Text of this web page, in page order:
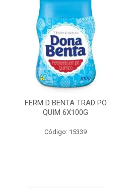
FERM D BENTA TRAD PO
QUIM 6X100G
Código: 15339